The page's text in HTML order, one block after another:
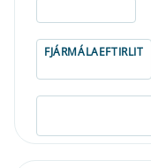
FJÁRMÁLAEFTIRLIT